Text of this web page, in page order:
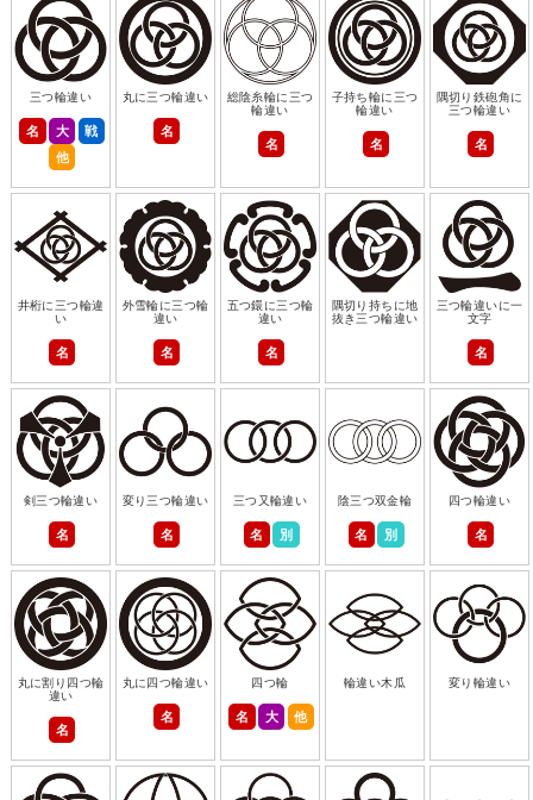
三つ輪違い
名 大
戦
他
丸に三つ輪違い
名
総陰糸輪に三つ
輪違い
名
子持ち輪に三つ
輪違い
名
隅切り鉄砲角に
三つ輪違い
名
井桁に三つ輪違
い
名
外雪輪に三つ輪
違い
名
五つ鐶に三つ輪
違い
名
隅切り持ちに地
抜き三つ輪違い
三つ輪違いに一
文字
名
剣三つ輪違い
名
変り三つ輪違い
名
三つ又輪違い
名 別
陰三つ双金輪
名 別
四つ輪違い
名
丸に割り四つ輪
違い
名
丸に四つ輪違い
名
四つ輪
名 大 他
輪違い木瓜 変り輪違い